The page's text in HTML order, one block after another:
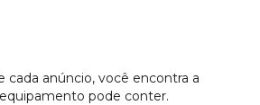
cada anúncio, você encontra a
pode conter.